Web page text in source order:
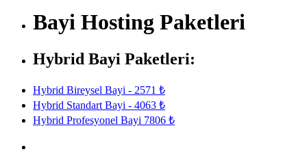
Bayi Hosting Paketleri
Hybrid Bayi Paketleri:
Hybrid Bireysel Bayi - 2571 ₺
Hybrid Standart Bayi - 4063 ₺
Hybrid Profesyonel Bayi 7806 ₺